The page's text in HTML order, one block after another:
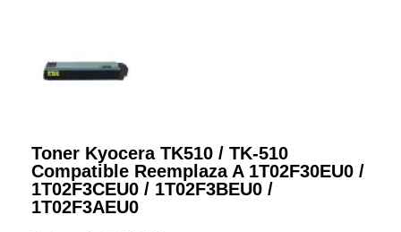
Toner Kyocera TK510 / TK-510
Compatible Reemplaza A 1T02F30EU0 /
1T02F3CEU0 / 1T02F3BEU0 /
1T02F3AEU0